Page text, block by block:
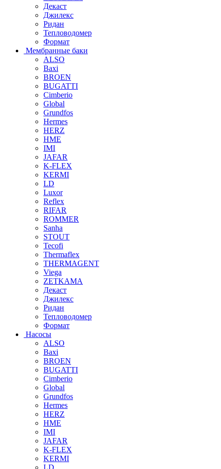
Декаст
Джилекс
Ридан
Тепловодомер
Формат
Мембранные баки
ALSO
Baxi
BROEN
BUGATTI
Cimberio
Global
Grundfos
Hermes
HERZ
HME
IMI
JAFAR
K-FLEX
KERMI
LD
Luxor
Reflex
RIFAR
ROMMER
Sanha
STOUT
Tecofi
Thermaflex
THERMAGENT
Viega
ZETKAMA
Декаст
Джилекс
Ридан
Тепловодомер
Формат
Насосы
ALSO
Baxi
BROEN
BUGATTI
Cimberio
Global
Grundfos
Hermes
HERZ
HME
IMI
JAFAR
K-FLEX
KERMI
LD